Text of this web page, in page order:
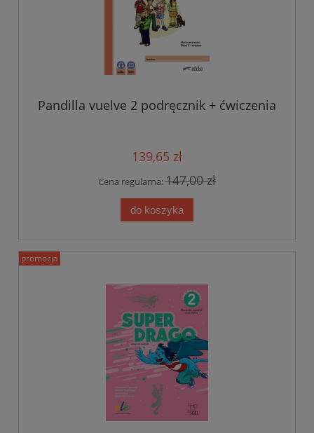
Pandilla vuelve 2 podręcznik + ćwiczenia
139,65 zł
Cena regularna:147,00 zł
do koszyka
promocja